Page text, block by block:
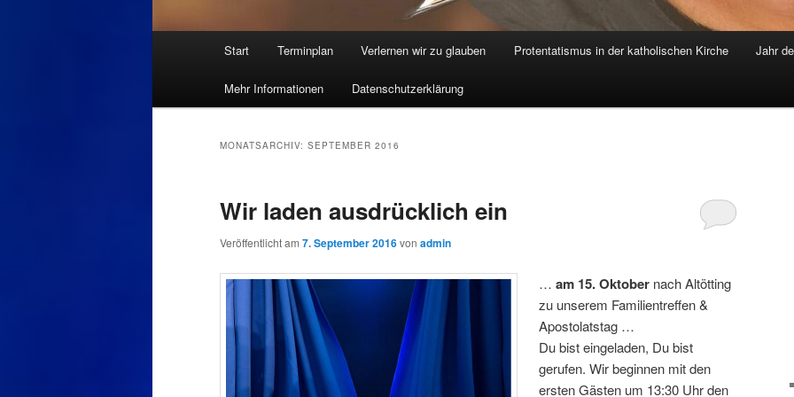
Start Terminplan Verlernen wir zu glauben Protentatismus in der katholischen Kirche Jahr
Mehr Informationen Datenschutzerklärung
MONATSARCHIV: SEPTEMBER 2016
Wir laden ausdrücklich ein
Veröffentlicht am 7. September 2016von admin
…am 15. Oktober nach Altötting
zu unserem Familientreffen &
Apostolatstag …
Du bist eingeladen, Du bist
gerufen. Wir beginnen mit den
ersten Gästen um 13:30 Uhr den